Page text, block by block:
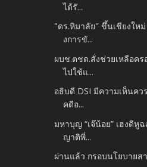
ได้รั...
"ดร.หิมาลัย" ขึ้นเชียงให
งการขั...
ผบช.ตชด.สั่งช่วยเหลือค
ไปใช้แ...
อธิบดี DSI มีความเห็นคว
คดีอ...
มหาบุญ “เจ๊น้อย” เฮงดีหู
ญาติพี่...
ผ่านแล้ว กรอบนโยบายส